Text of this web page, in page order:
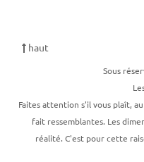
haut
Sous
Faites attention s'il vous plaît,
fait ressemblantes. Les
réalité. C'est pour cette